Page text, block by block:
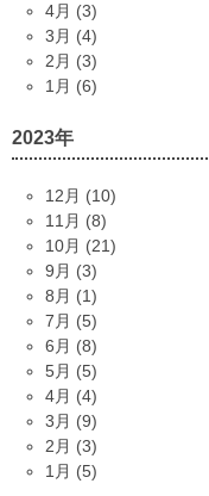
4月 (3)
3月 (4)
2月 (3)
1月 (6)
2023年
12月 (10)
11月 (8)
10月 (21)
9月 (3)
8月 (1)
7月 (5)
6月 (8)
5月 (5)
4月 (4)
3月 (9)
2月 (3)
1月 (5)